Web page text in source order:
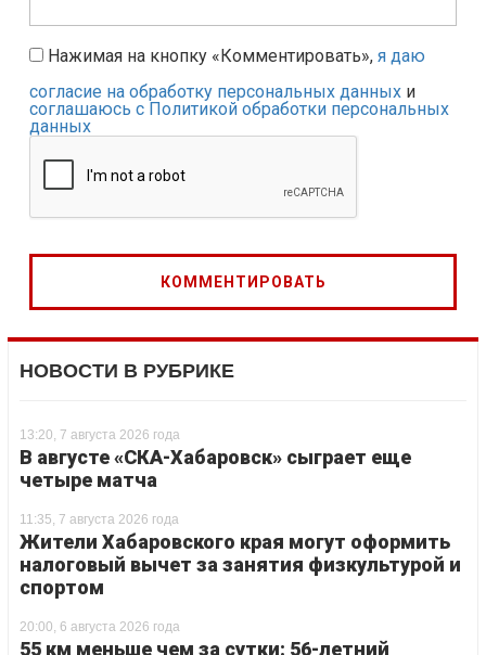
Нажимая на кнопку «Комментировать», я даю
согласие на обработку персональных данных и
соглашаюсь с Политикой обработки персональных
данных
НОВОСТИ В РУБРИКЕ
13:20, 7 августа 2026 года
В августе «СКА-Хабаровск» сыграет еще
четыре матча
11:35, 7 августа 2026 года
Жители Хабаровского края могут оформить
налоговый вычет за занятия физкультурой и
спортом
20:00, 6 августа 2026 года
55 км меньше чем за сутки: 56-летний